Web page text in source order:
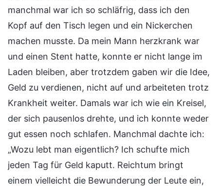
manchmal war ich so schläfrig, dass ich den
Kopf auf den Tisch legen und ein Nickerchen
machen musste. Da mein Mann herzkrank war
und einen Stent hatte, konnte er nicht lange im
Laden bleiben, aber trotzdem gaben wir die Idee,
Geld zu verdienen, nicht auf und arbeiteten trotz
Krankheit weiter. Damals war ich wie ein Kreisel,
der sich pausenlos drehte, und ich konnte weder
gut essen noch schlafen. Manchmal dachte ich:
„Wozu lebt man eigentlich? Ich schufte mich
jeden Tag für Geld kaputt. Reichtum bringt
einem vielleicht die Bewunderung der Leute ein,